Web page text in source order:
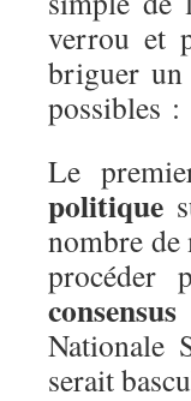
verrou et
briguer un
possibles :
Le
politique
nombre de
procéder
Nationale
serait